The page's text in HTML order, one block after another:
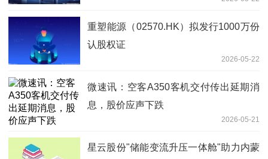
重塑能源（02570.HK）拟发行1000万份
认股权证
2026-05-22
微速讯：空客A350客机交付传出延期消
息，股价应声下跌
2026-05-21
星云股份"储能变流升压一体舱"助力内蒙